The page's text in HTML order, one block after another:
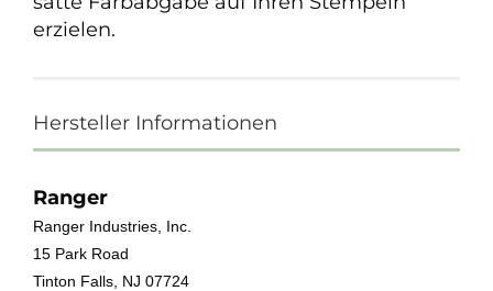
erzielen.
Hersteller Informationen
Ranger
Ranger Industries, Inc.
15 Park Road
Tinton Falls, NJ 07724